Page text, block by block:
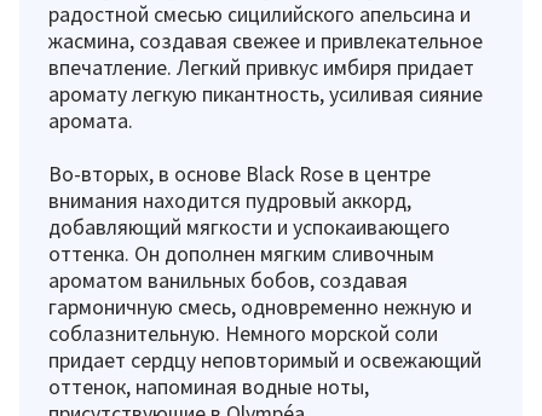
радостной смесью сицилийского апельсина и
жасмина, создавая свежее и привлекательное
впечатление. Легкий привкус имбиря придает
аромату легкую пикантность, усиливая сияние
аромата.
Во-вторых, в основе Black Rose в центре
внимания находится пудровый аккорд,
добавляющий мягкости и успокаивающего
оттенка. Он дополнен мягким сливочным
ароматом ванильных бобов, создавая
гармоничную смесь, одновременно нежную и
соблазнительную. Немного морской соли
придает сердцу неповторимый и освежающий
оттенок, напоминая водные ноты,